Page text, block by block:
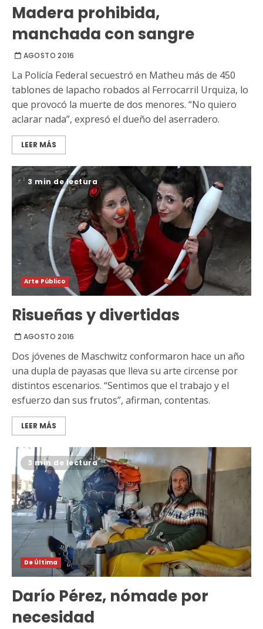
Madera prohibida,
manchada con sangre
AGOSTO 2016
La Policía Federal secuestró en Matheu más de 450
tablones de lapacho robados al Ferrocarril Urquiza, lo
que provocó la muerte de dos menores. “No quiero
aclarar nada”, expresó el dueño del aserradero.
LEER MÁS
3 min de lectura
Arte Público
Risueñas y divertidas
AGOSTO 2016
Dos jóvenes de Maschwitz conformaron hace un año
una dupla de payasas que lleva su arte circense por
distintos escenarios. “Sentimos que el trabajo y el
esfuerzo dan sus frutos”, afirman, contentas.
LEER MÁS
3 min de lectura
De Última
Darío Pérez, nómade por
necesidad